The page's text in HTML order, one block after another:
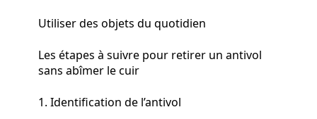
Utiliser des objets du quotidien
Les étapes à suivre pour retirer un antivol
sans abîmer le cuir
1. Identification de l’antivol